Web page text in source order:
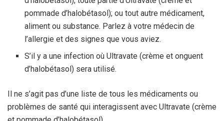
pommade d’halobétasol); ou tout autre médicament,
aliment ou substance. Parlez à votre médecin de
l’allergie et des signes que vous aviez.
S’il y a une infection où Ultravate (crème et onguent
d’halobétasol) sera utilisé.
Il ne s’agit pas d’une liste de tous les médicaments ou
problèmes de santé qui interagissent avec Ultravate (crème